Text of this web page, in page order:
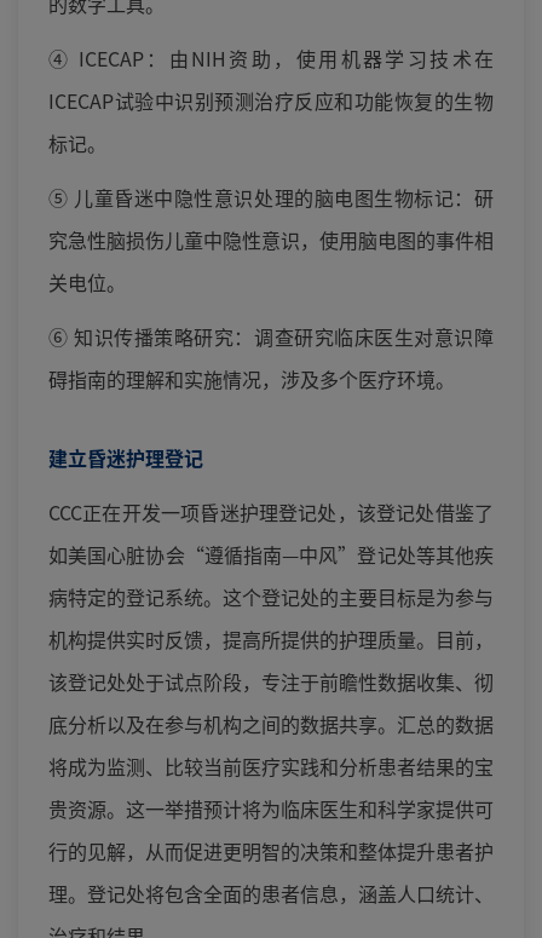
④ ICECAP：由NIH资助，使用机器学习技术在
ICECAP试验中识别预测治疗反应和功能恢复的生物
标记。
⑤ 儿童昏迷中隐性意识处理的脑电图生物标记：研
究急性脑损伤儿童中隐性意识，使用脑电图的事件相
关电位。
⑥ 知识传播策略研究：调查研究临床医生对意识障
碍指南的理解和实施情况，涉及多个医疗环境。
建立昏迷护理登记
CCC正在开发一项昏迷护理登记处，该登记处借鉴了
如美国心脏协会“遵循指南—中风”登记处等其他疾
病特定的登记系统。这个登记处的主要目标是为参与
机构提供实时反馈，提高所提供的护理质量。目前，
该登记处处于试点阶段，专注于前瞻性数据收集、彻
底分析以及在参与机构之间的数据共享。汇总的数据
将成为监测、比较当前医疗实践和分析患者结果的宝
贵资源。这一举措预计将为临床医生和科学家提供可
行的见解，从而促进更明智的决策和整体提升患者护
理。登记处将包含全面的患者信息，涵盖人口统计、